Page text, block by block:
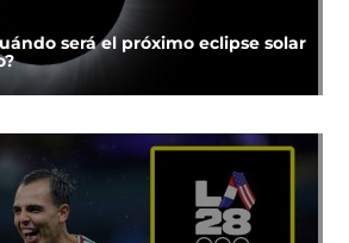
será el próximo eclipse solar